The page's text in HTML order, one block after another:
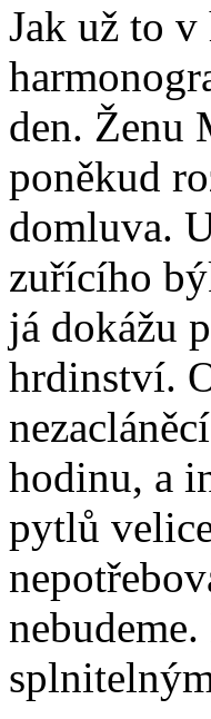
Jak už to
den. Ženu
poněkud
domluva.
zuřícího
já dokážu
hrdinství.
hodinu, a
pytlů